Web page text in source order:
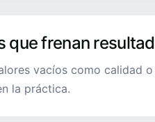
que frenan
vacíos como calidad
la práctica.